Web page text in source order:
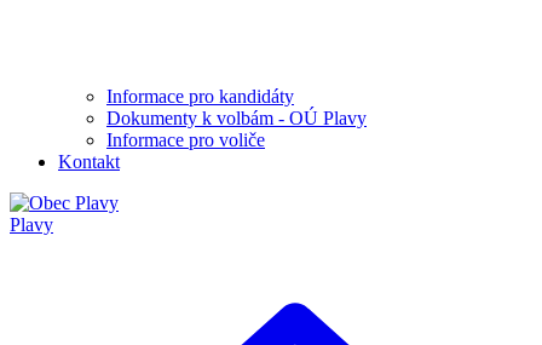
Informace pro kandidáty
Dokumenty k volbám - OÚ Plavy
Informace pro voliče
Kontakt
Plavy